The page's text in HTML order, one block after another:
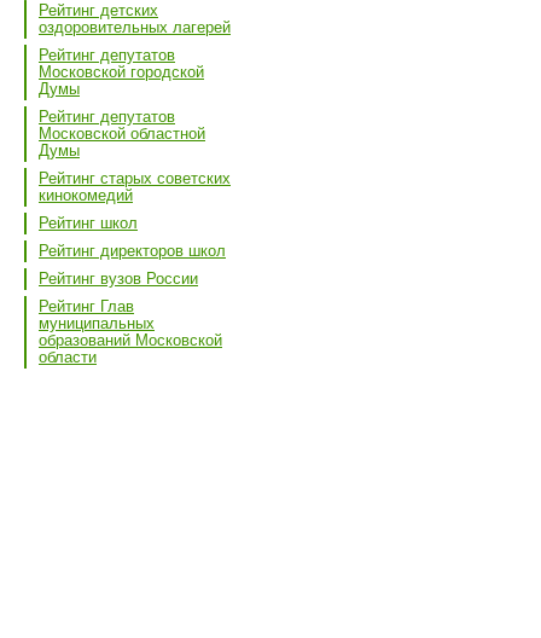
Рейтинг детских
оздоровительных лагерей
Рейтинг депутатов
Московской городской
Думы
Рейтинг депутатов
Московской областной
Думы
Рейтинг старых советских
кинокомедий
Рейтинг школ
Рейтинг директоров школ
Рейтинг вузов России
Рейтинг Глав
муниципальных
образований Московской
области